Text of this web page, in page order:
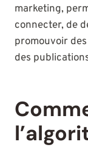
marketing,
connecter, de
promouvoir
des